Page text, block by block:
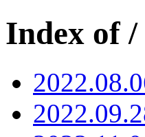
Index of /